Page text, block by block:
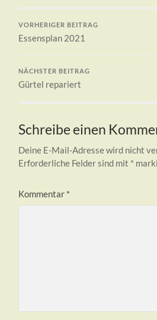
VORHERIGER BEITRAG
Essensplan 2021
NÄCHSTER BEITRAG
Gürtel repariert
Schreibe einen
Deine E-Mail-Adresse wird nicht
Erforderliche Felder sind mit *
Kommentar *